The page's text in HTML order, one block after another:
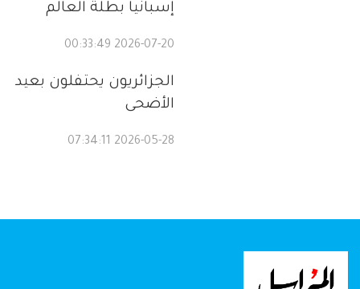
إسبانيا بطلة العالم
2026-07-20 00:33:49
الجزائريون يحتفلون بعيد
الأضحى
2026-05-28 07:34:11